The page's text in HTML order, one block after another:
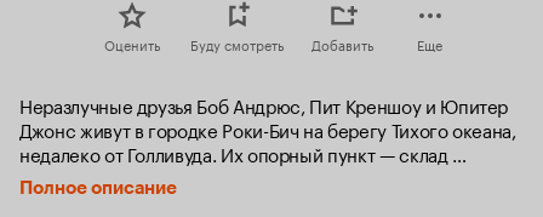
Оценить Буду смотреть Добавить Еще
Неразлучные друзья Боб Андрюс, Пит Креншоу и Юпитер
Джонс живут в городке Роки-Бич на берегу Тихого океана,
недалеко от Голливуда. Их опорный пункт — склад
утильсырья, их штаб-квартира — старый автоприцеп,
в котором они оборудовали криминалистическую
Полное описание